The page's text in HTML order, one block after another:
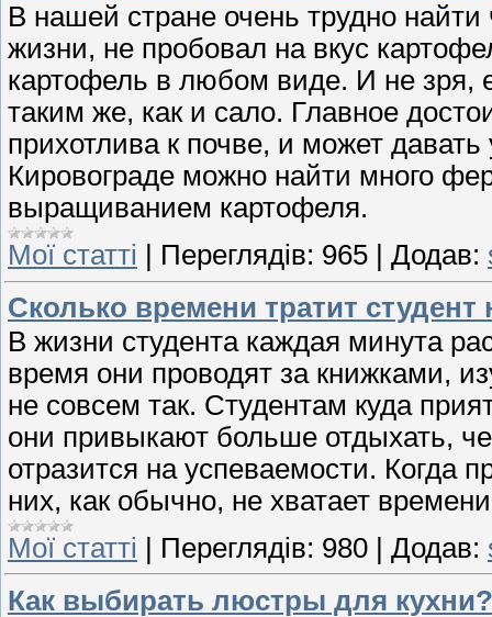
В нашей стране очень трудно
жизни, не пробовал на вкус
картофель в любом виде. И не зря,
таким же, как и сало. Главное
прихотлива к почве, и может
Кировограде можно найти много
выращиванием картофеля.
Мої статті
Переглядів: 965 Додав:
Сколько времени тратит
В жизни студента каждая минута
время они проводят за книжками,
не совсем так. Студентам куда
они привыкают больше отдыхать,
отразится на успеваемости. Когда
них, как обычно, не хватает
Мої статті
Переглядів: 980 Додав:
Как выбирать люстры для кухни?